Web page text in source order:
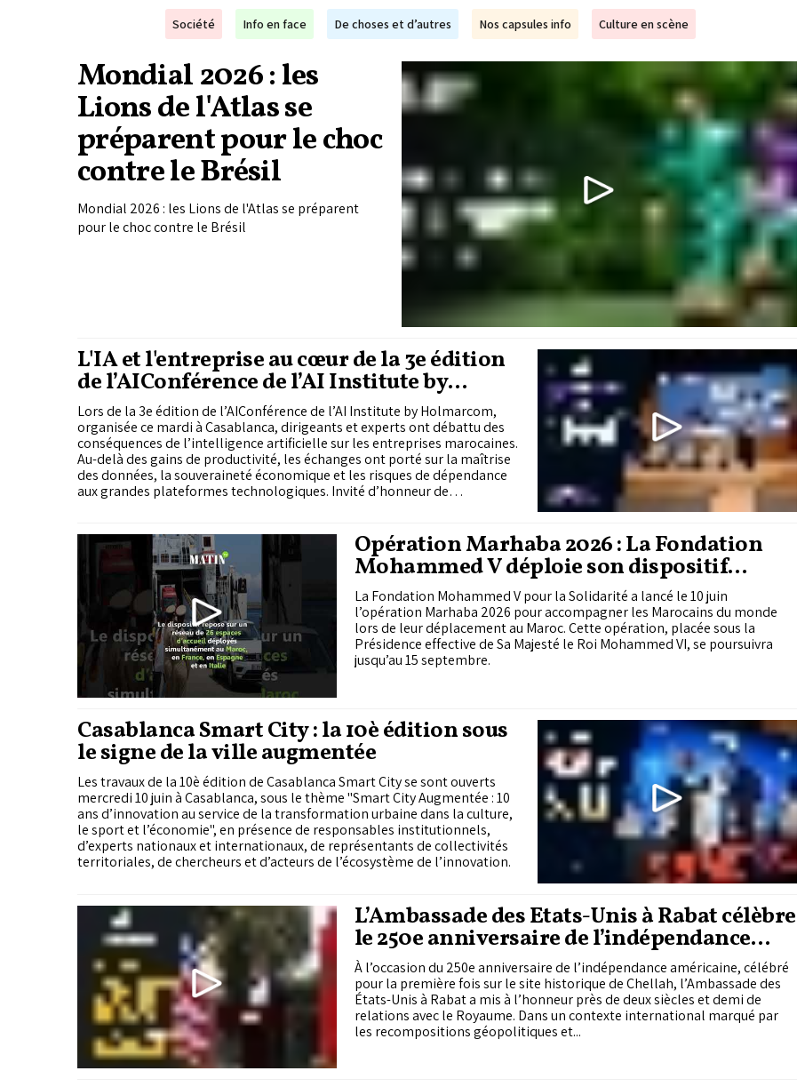
Société Info en face De choses et d’autres Nos capsules info Culture en scène
Mondial 2026 : les
Lions de l'Atlas se
préparent pour le choc
contre le Brésil
Mondial 2026 : les Lions de l'Atlas se préparent
pour le choc contre le Brésil
L'IA et l'entreprise au cœur de la 3e édition
de l’AIConférence de l’AI Institute by
Holmarcom
Lors de la 3e édition de l’AIConférence de l’AI Institute by Holmarcom,
organisée ce mardi à Casablanca, dirigeants et experts ont débattu des
conséquences de l’intelligence artificielle sur les entreprises marocaines.
Au-delà des gains de productivité, les échanges ont porté sur la maîtrise
des données, la souveraineté économique et les risques de dépendance
aux grandes plateformes technologiques. Invité d’honneur de
construire leurs propres usages de l’IA plutôt qu’à se limiter à
consommer des solutions développées ailleurs.Opération Marhaba 2026 : La Fondation
Mohammed V déploie son dispositif
d’accueil des Marocains du monde
La Fondation Mohammed V pour la Solidarité a lancé le 10 juin
l’opération Marhaba 2026 pour accompagner les Marocains du monde
lors de leur déplacement au Maroc. Cette opération, placée sous la
Présidence effective de Sa Majesté le Roi Mohammed VI, se poursuivra
jusqu’au 15 septembre.
Casablanca Smart City : la 10è édition sous
le signe de la ville augmentée
Les travaux de la 10è édition de Casablanca Smart City se sont ouverts
mercredi 10 juin à Casablanca, sous le thème "Smart City Augmentée : 10
ans d’innovation au service de la transformation urbaine dans la culture,
le sport et l’économie", en présence de responsables institutionnels,
d’experts nationaux et internationaux, de représentants de collectivités
territoriales, de chercheurs et d’acteurs de l’écosystème de l’innovation.
L’Ambassade des États-Unis à Rabat célèbre
le 250e anniversaire de l’indépendance
américaine
À l’occasion du 250e anniversaire de l’indépendance américaine, célébré
pour la première fois sur le site historique de Chellah, l’Ambassade des
États-Unis à Rabat a mis à l’honneur près de deux siècles et demi de
relations avec le Royaume. Dans un contexte international marqué par
les recompositions géopolitiques et...